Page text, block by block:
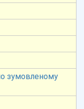
зумовленому